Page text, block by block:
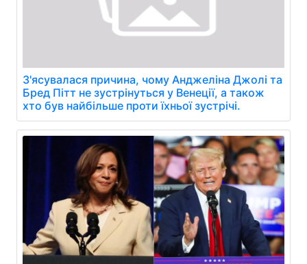
З'ясувалася причина, чому Анджеліна Джолі та
Бред Пітт не зустрінуться у Венеції, а також
хто був найбільше проти їхньої зустрічі.